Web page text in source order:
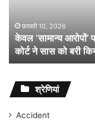
सजा
नहीं
जा
सुप्रीम
कोर्ट
ने
फ़रवरी 10, 2026
केवल ‘सामान्य
कोर्ट ने सास को बरी
श्रेणियां
Accident